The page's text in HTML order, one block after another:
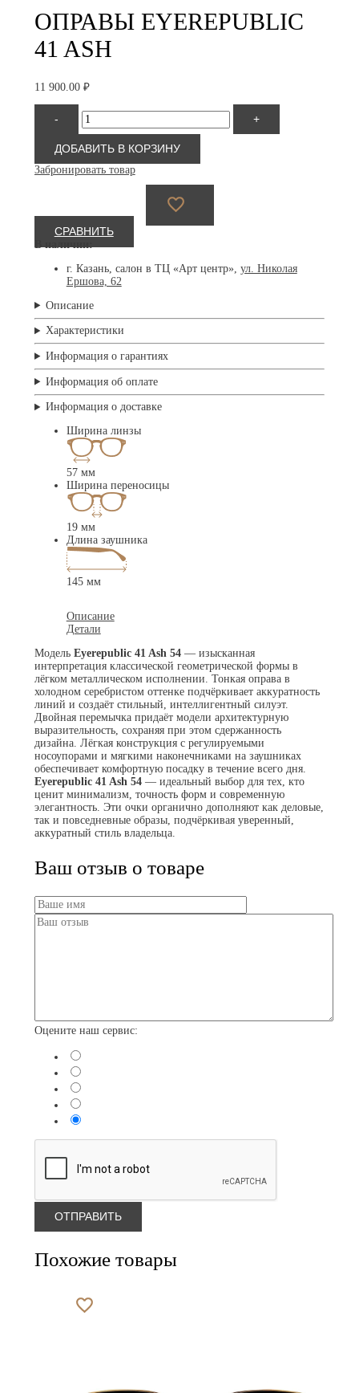
ОПРАВЫ EYEREPUBLIC
41 ASH
11 900.00 ₽
-
Количество
товара
Eyerepublic
41
ash
+
ДОБАВИТЬ В КОРЗИНУ
Забронировать товар
СРАВНИТЬ
В наличии:
г. Казань, салон в ТЦ «Арт центр», ул. Николая
Ершова, 62
Описание
Характеристики
Информация о гарантиях
Информация об оплате
Информация о доставке
Ширина линзы
57 мм
Ширина переносицы
19 мм
Длина заушника
145 мм
Описание
Детали
Модель Eyerepublic 41 Ash 54— изысканная
интерпретация классической геометрической формы в
лёгком металлическом исполнении. Тонкая оправа в
холодном серебристом оттенке подчёркивает аккуратность
линий и создаёт стильный, интеллигентный силуэт.
Двойная перемычка придаёт модели архитектурную
выразительность, сохраняя при этом сдержанность
дизайна. Лёгкая конструкция с регулируемыми
носоупорами и мягкими наконечниками на заушниках
обеспечивает комфортную посадку в течение всего дня.
Eyerepublic 41 Ash 54— идеальный выбор для тех, кто
ценит минимализм, точность форм и современную
элегантность. Эти очки органично дополняют как деловые,
так и повседневные образы, подчёркивая уверенный,
аккуратный стиль владельца.
Ваш отзыв о товаре
Оцените наш сервис:
Похожие товары